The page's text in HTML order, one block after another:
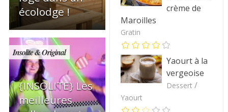
écolodge !
Insolite & Original
{INSOLITE} Les
meilleures
crème de
Maroilles
Gratin
Yaourt à la
vergeoise
Dessert /
Yaourt